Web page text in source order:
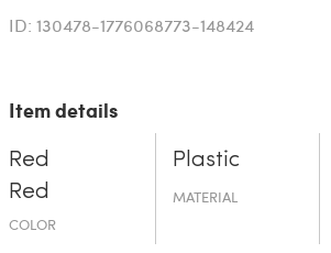
ID: 130478-1776068773-148424
Item details
Red
Red
COLOR
Plastic
MATERIAL